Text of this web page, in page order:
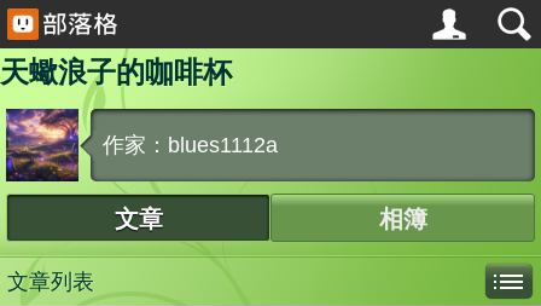
天蠍浪子的咖啡杯
作家：blues1112a
文章 相簿
文章列表